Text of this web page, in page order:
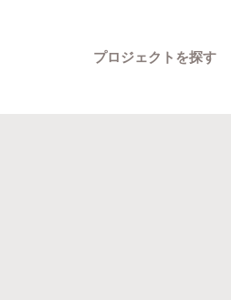
プロジェクトを探す